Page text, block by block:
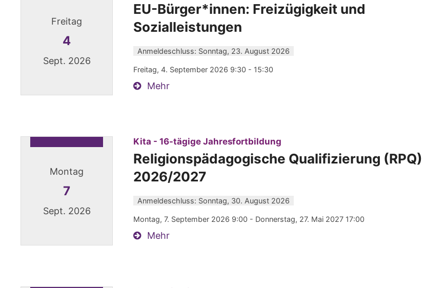
Freitag
4
Sept. 2026
EU-Bürger*innen: Freizügigkeit und
Sozialleistungen
Anmeldeschluss: Sonntag, 23. August 2026
Freitag, 4. September 2026 9:30 - 15:30
Mehr
Montag
7
Sept. 2026
Kita - 16-tägige Jahresfortbildung
Religionspädagogische Qualifizierung (RPQ)
2026/2027
Anmeldeschluss: Sonntag, 30. August 2026
Montag, 7. September 2026 9:00 - Donnerstag, 27. Mai 2027 17:00
Mehr